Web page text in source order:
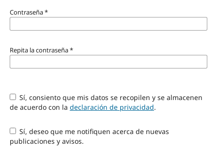
Contraseña*
Repita la contraseña*
Sí, consiento que mis datos se recopilen y se almacenen
de acuerdo con la declaración de privacidad.
Sí, deseo que me notifiquen acerca de nuevas
publicaciones y avisos.